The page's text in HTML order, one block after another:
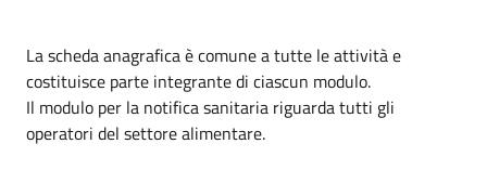
La scheda anagrafica è comune a tutte le attività e
costituisce parte integrante di ciascun modulo.
Il modulo per la notifica sanitaria riguarda tutti gli
operatori del settore alimentare.